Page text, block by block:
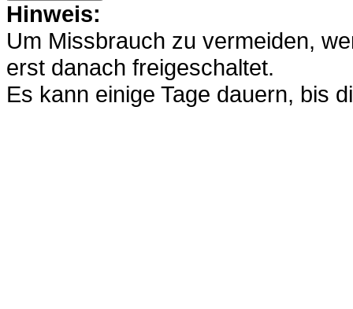
Hinweis:
Um Missbrauch zu vermeiden,
erst danach freigeschaltet.
Es kann einige Tage dauern, bis